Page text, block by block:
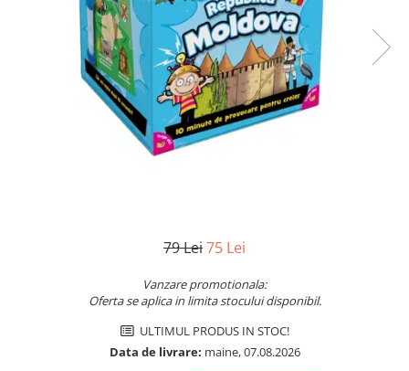
Jocuri pentru o persoana
Jocuri pentru 2 persoane
Game cunoscute
Jocuri de masa
Jocuri de societate in limba
Vezi toate produsele STEM
79 Lei75 Lei
Vanzare promotionala:
Oferta se aplica in limita stocului disponibil.
ULTIMUL PRODUS IN STOC!
Data de livrare: maine, 07.08.2026